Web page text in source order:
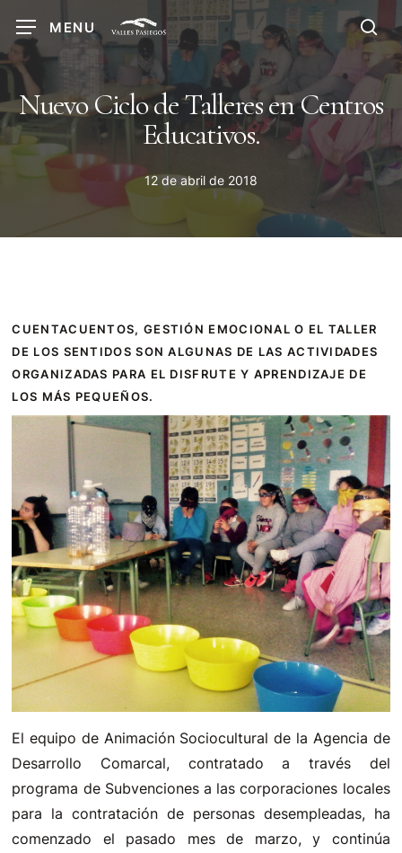
main
content
MENU
Nuevo Ciclo de Talleres en Centros
Educativos.
12 de abril de 2018
CUENTACUENTOS, GESTIÓN EMOCIONAL O EL TALLER
DE LOS SENTIDOS SON ALGUNAS DE LAS ACTIVIDADES
ORGANIZADAS PARA EL DISFRUTE Y APRENDIZAJE DE
LOS MÁS PEQUEÑOS.
El equipo de Animación Sociocultural de la Agencia de
Desarrollo Comarcal, contratado a través del
programa de Subvenciones a las corporaciones locales
para la contratación de personas desempleadas, ha
comenzado el pasado mes de marzo, y continúa